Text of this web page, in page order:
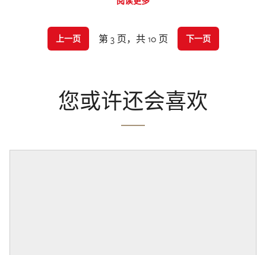
上一页 第 3 页，共 10 页 下一页
您或许还会喜欢